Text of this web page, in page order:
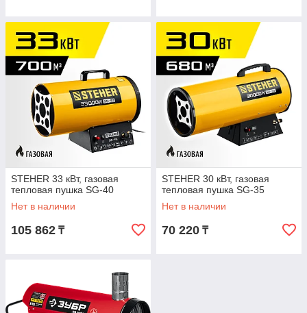
STEHER 33 кВт, газовая
тепловая пушка SG-40
Нет в наличии
105 862 ₸
STEHER 30 кВт, газовая
тепловая пушка SG-35
Нет в наличии
70 220 ₸